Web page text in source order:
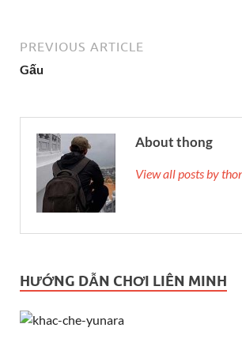
PREVIOUS ARTICLE
Gấu
About thong
View all posts by
HƯỚNG DẪN CHƠI LIÊN MINH